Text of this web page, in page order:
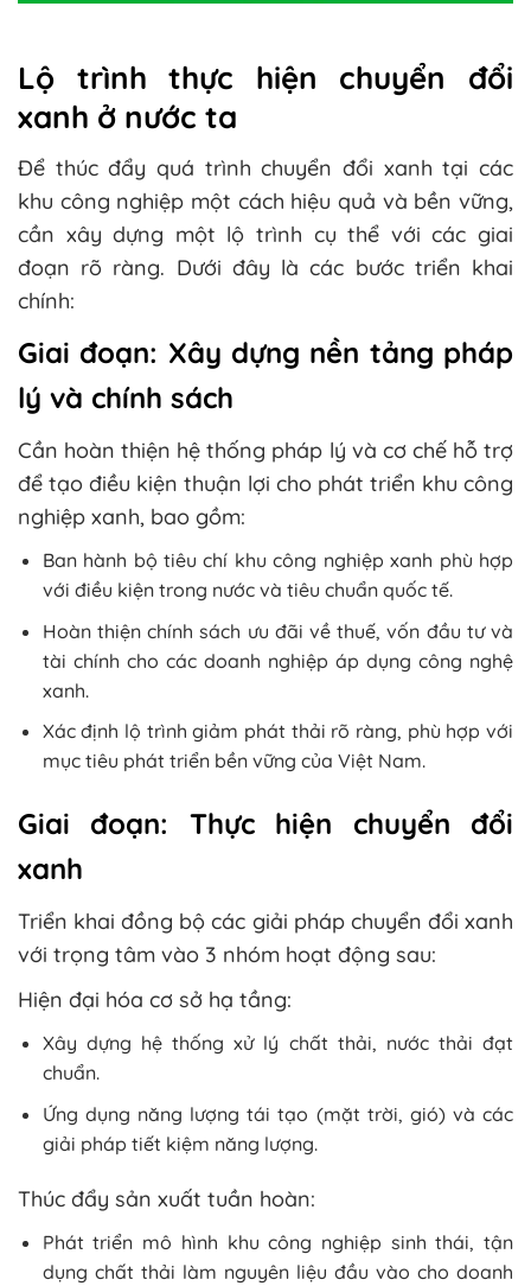
Lộ trình thực hiện chuyển đổi
xanh ở nước ta
Để thúc đẩy quá trình chuyển đổi xanh tại các
khu công nghiệp một cách hiệu quả và bền vững,
cần xây dựng một lộ trình cụ thể với các giai
đoạn rõ ràng. Dưới đây là các bước triển khai
chính:
Giai đoạn: Xây dựng nền tảng pháp
lý và chính sách
Cần hoàn thiện hệ thống pháp lý và cơ chế hỗ trợ
để tạo điều kiện thuận lợi cho phát triển khu công
nghiệp xanh, bao gồm:
Ban hành bộ tiêu chí khu công nghiệp xanh phù hợp
với điều kiện trong nước và tiêu chuẩn quốc tế.
Hoàn thiện chính sách ưu đãi về thuế, vốn đầu tư và
tài chính cho các doanh nghiệp áp dụng công nghệ
xanh.
Xác định lộ trình giảm phát thải rõ ràng, phù hợp với
mục tiêu phát triển bền vững của Việt Nam.
Giai đoạn: Thực hiện chuyển đổi
xanh
Triển khai đồng bộ các giải pháp chuyển đổi xanh
với trọng tâm vào 3 nhóm hoạt động sau:
Hiện đại hóa cơ sở hạ tầng:
Xây dựng hệ thống xử lý chất thải, nước thải đạt
chuẩn.
Ứng dụng năng lượng tái tạo (mặt trời, gió) và các
giải pháp tiết kiệm năng lượng.
Thúc đẩy sản xuất tuần hoàn:
Phát triển mô hình khu công nghiệp sinh thái, tận
dụng chất thải làm nguyên liệu đầu vào cho doanh